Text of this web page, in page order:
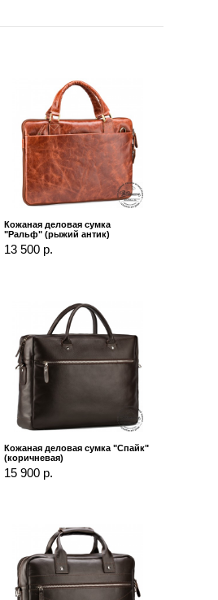
Кожаная деловая сумка
"Ральф" (рыжий антик)
13 500 р.
Кожаная деловая сумка "Спайк"
(коричневая)
15 900 р.